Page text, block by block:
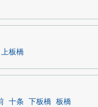
上板橋
十条 下板橋 板橋